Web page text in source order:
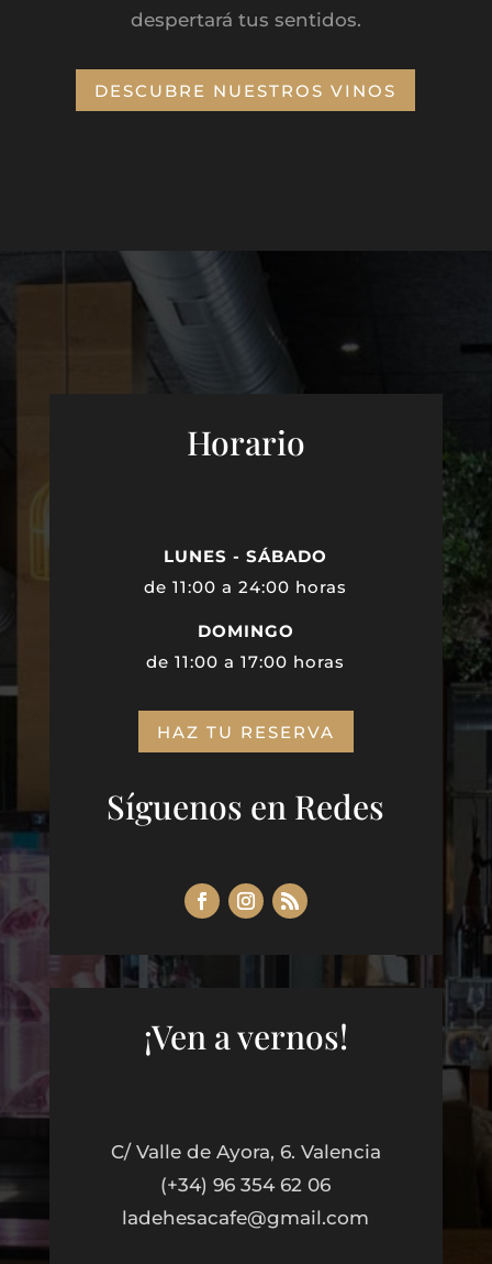
despertará tus sentidos.
DESCUBRE NUESTROS VINOS
Horario
LUNES - SÁBADO
de 11:00 a 24:00 horas
DOMINGO
de 11:00 a 17:00 horas
HAZ TU RESERVA
Síguenos en Redes
¡Ven a vernos!
C/ Valle de Ayora, 6. Valencia
(+34) 96 354 62 06
ladehesacafe@gmail.com